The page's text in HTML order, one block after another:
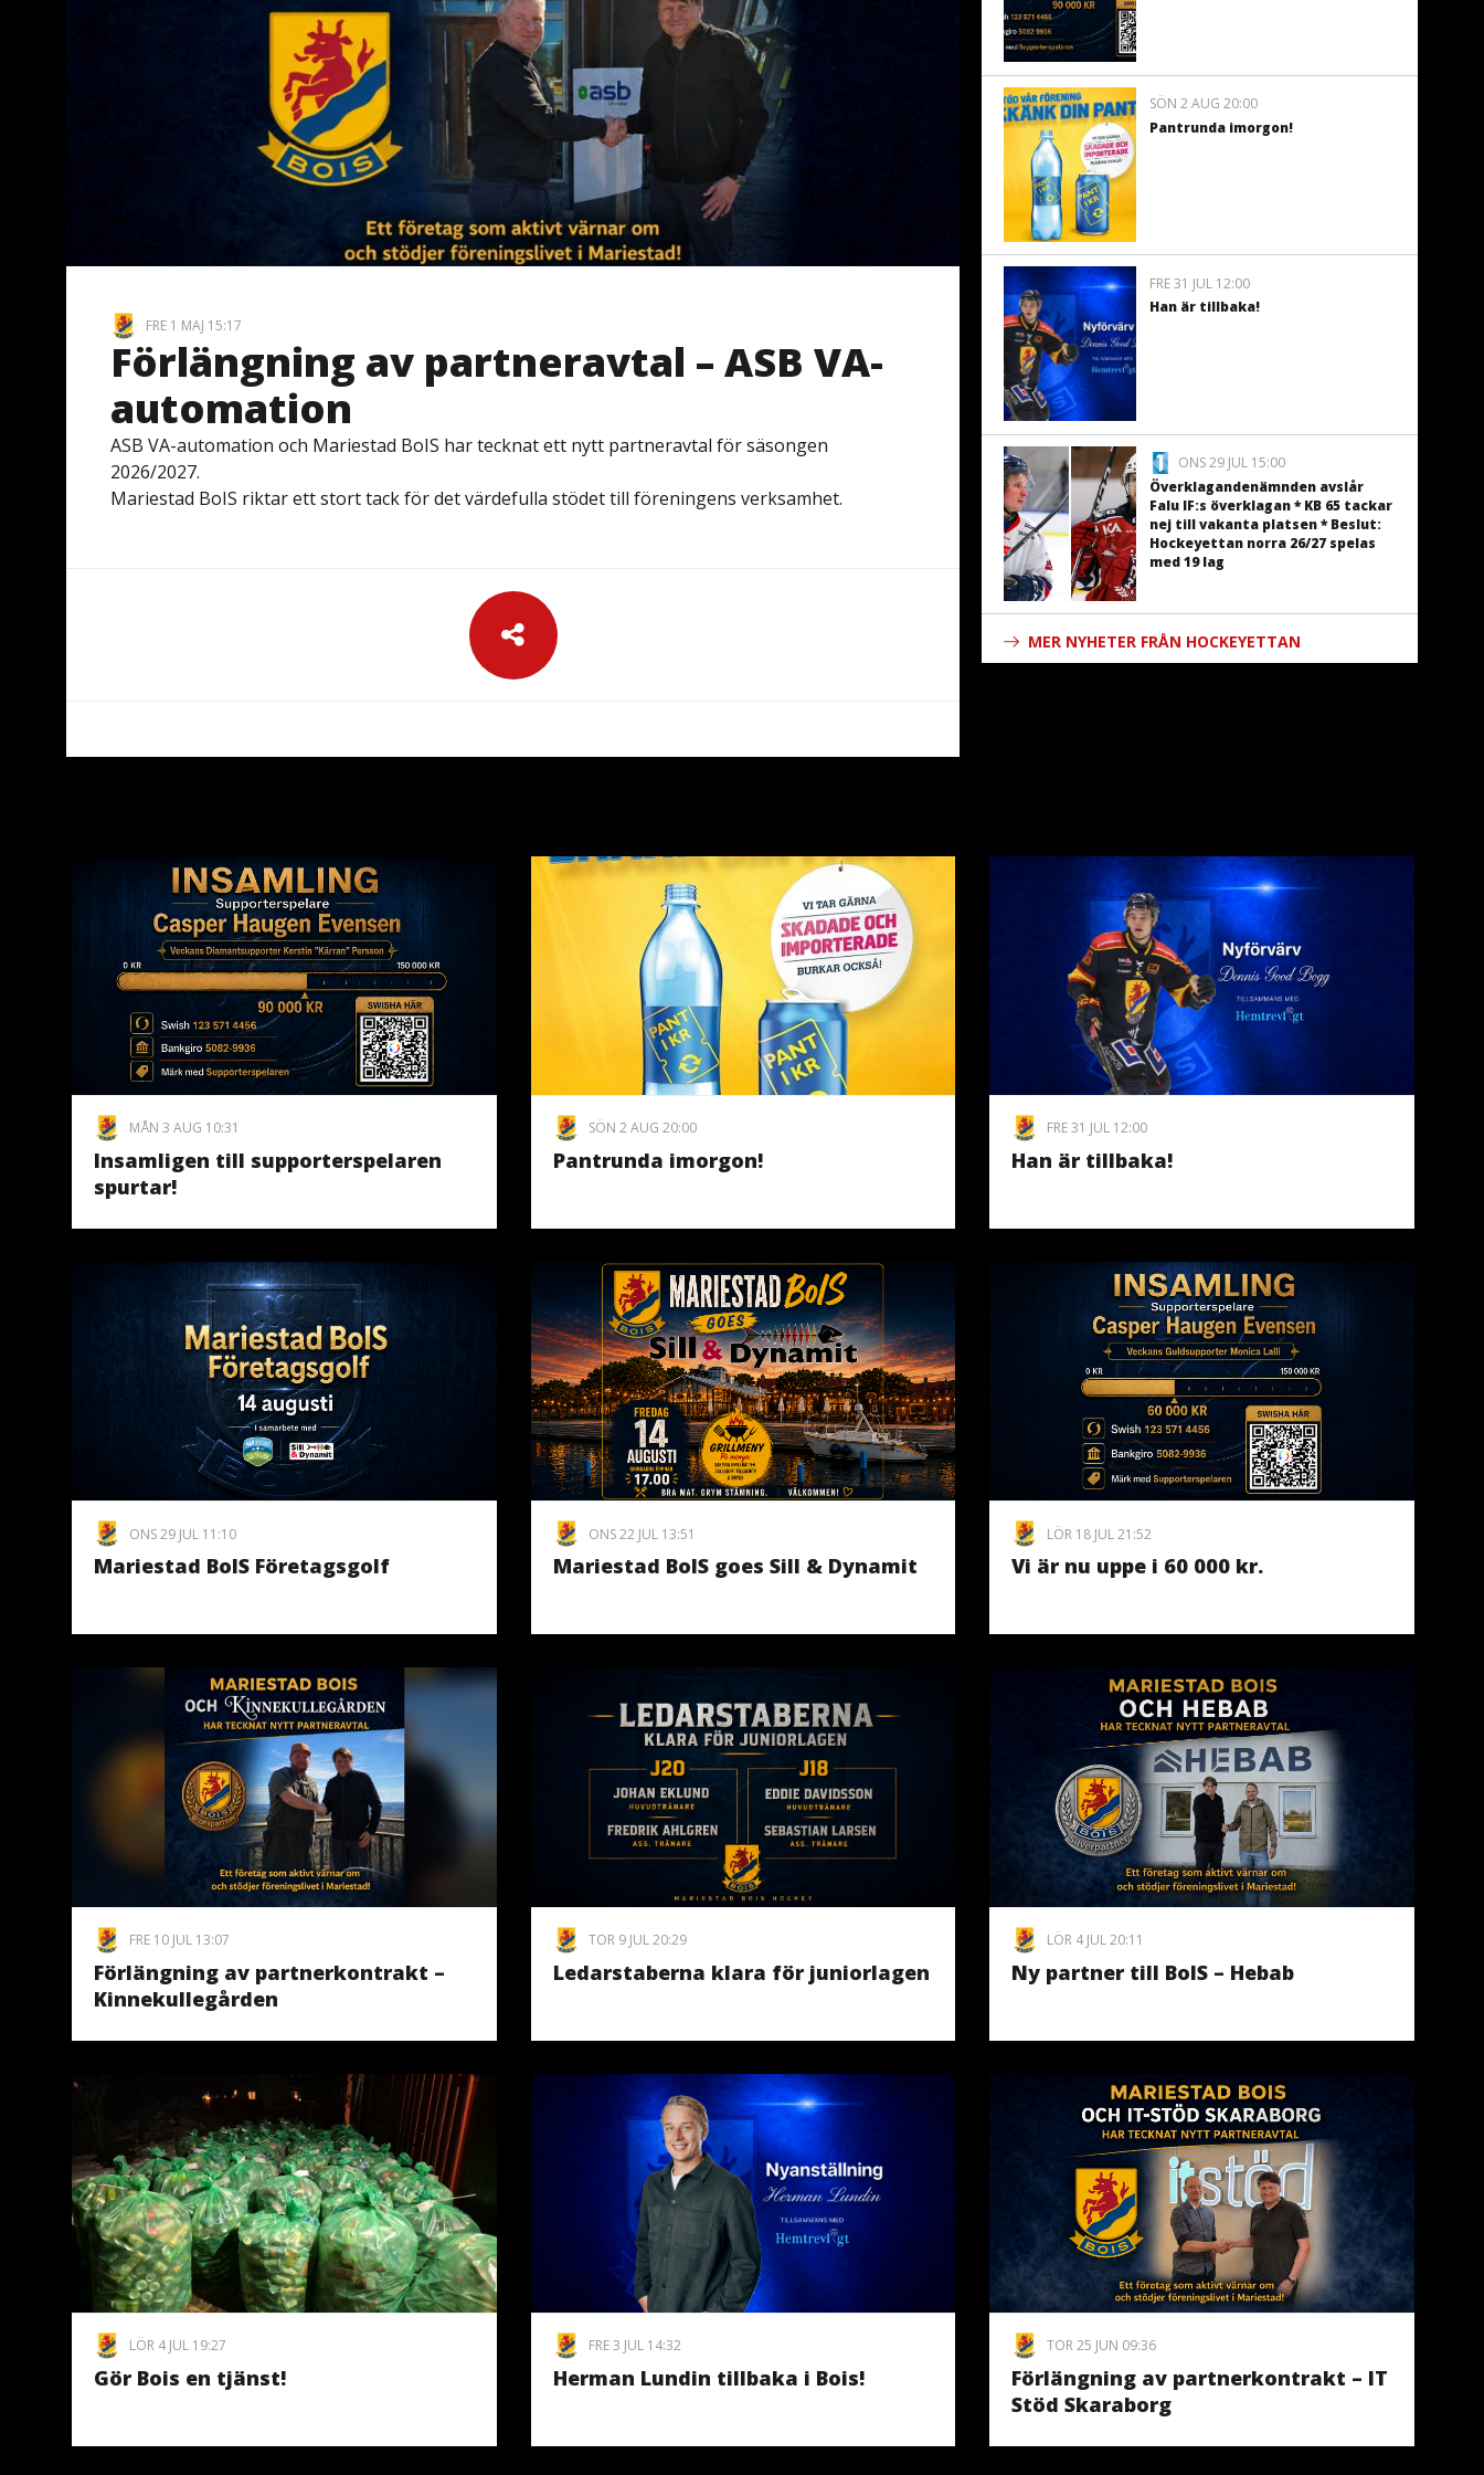
FRE 1 MAJ 15:17
Förlängning av partneravtal – ASB VA-
automation
ASB VA-automation och Mariestad BoIS har tecknat ett nytt partneravtal för säsongen
2026/2027.
Mariestad BoIS riktar ett stort tack för det värdefulla stödet till föreningens verksamhet.
SÖN 2 AUG 20:00
Pantrunda imorgon!
FRE 31 JUL 12:00
Han är tillbaka!
ONS 29 JUL 15:00
Överklagandenämnden avslår
Falu IF:s överklagan * KB 65 tackar
nej till vakanta platsen * Beslut:
Hockeyettan norra 26/27 spelas
med 19 lag
MER NYHETER FRÅN HOCKEYETTAN
MÅN 3 AUG 10:31
Insamligen till supporterspelaren
spurtar!
SÖN 2 AUG 20:00
Pantrunda imorgon!
FRE 31 JUL 12:00
Han är tillbaka!
ONS 29 JUL 11:10
Mariestad BoIS Företagsgolf
ONS 22 JUL 13:51
Mariestad BoIS goes Sill & Dynamit
LÖR 18 JUL 21:52
Vi är nu uppe i 60 000 kr.
FRE 10 JUL 13:07
Förlängning av partnerkontrakt –
Kinnekullegården
TOR 9 JUL 20:29
Ledarstaberna klara för juniorlagen
LÖR 4 JUL 20:11
Ny partner till BoIS – Hebab
LÖR 4 JUL 19:27
Gör Bois en tjänst!
FRE 3 JUL 14:32
Herman Lundin tillbaka i Bois!
TOR 25 JUN 09:36
Förlängning av partnerkontrakt – IT
Stöd Skaraborg